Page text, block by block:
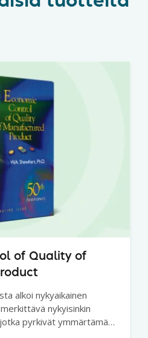
of Quality of
alkoi nykyaikainen
nykyisinkin
pyrkivät ymmärtämään